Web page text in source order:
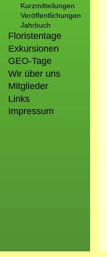
Kurzmitteilungen
Veröffentlichungen
Jahrbuch
Floristentage
Exkursionen
GEO-Tage
Wir über uns
Mitglieder
Links
Impressum